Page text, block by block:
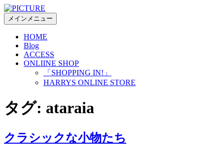
コ
ン
プ
メインメニュー
HOME
Blog
ACCESS
ONLIINE SHOP
「SHOPPING IN!」
HARRYS ONLINE STORE
タグ: ataraia
クラシックな小物たち